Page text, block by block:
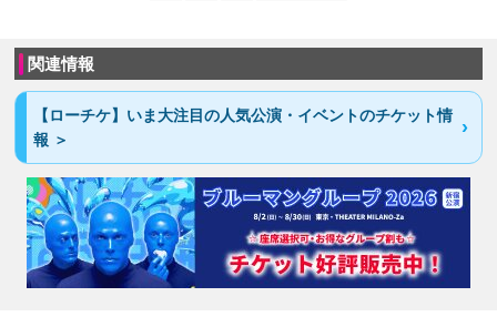
関連情報
【ローチケ】いま大注目の人気公演・イベントのチケット情
報 ＞